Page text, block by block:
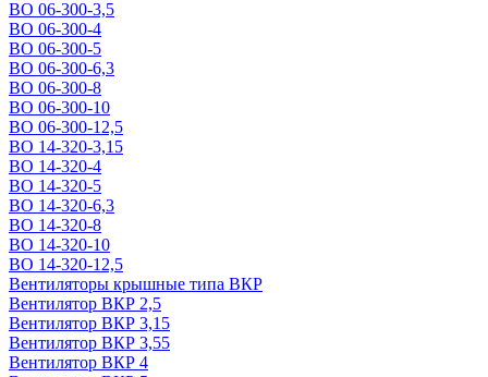
ВО 06-300-3,5
ВО 06-300-4
ВО 06-300-5
ВО 06-300-6,3
ВО 06-300-8
ВО 06-300-10
ВО 06-300-12,5
ВО 14-320-3,15
ВО 14-320-4
ВО 14-320-5
ВО 14-320-6,3
ВО 14-320-8
ВО 14-320-10
ВО 14-320-12,5
Вентиляторы крышные типа ВКР
Вентилятор ВКР 2,5
Вентилятор ВКР 3,15
Вентилятор ВКР 3,55
Вентилятор ВКР 4